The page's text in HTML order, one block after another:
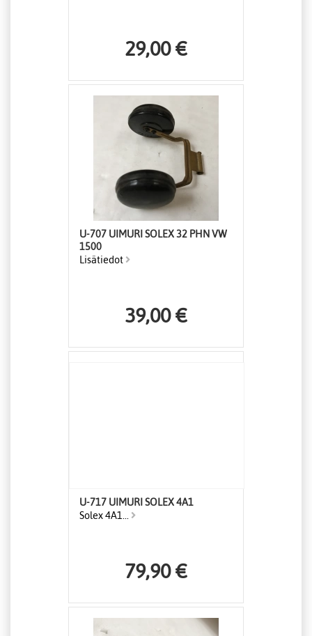
29,00 €
U-707 UIMURI SOLEX 32 PHN VW
1500
Lisätiedot
39,00 €
U-717 UIMURI SOLEX 4A1
Solex 4A1...
79,90 €